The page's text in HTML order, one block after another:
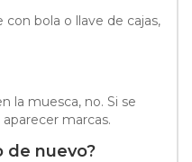
bola o llave de cajas,
la muesca, no. Si se
marcas.
de nuevo?